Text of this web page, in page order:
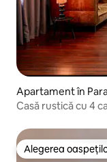
Apartament în
Casă rustică cu 4
Alegerea
Alegerea